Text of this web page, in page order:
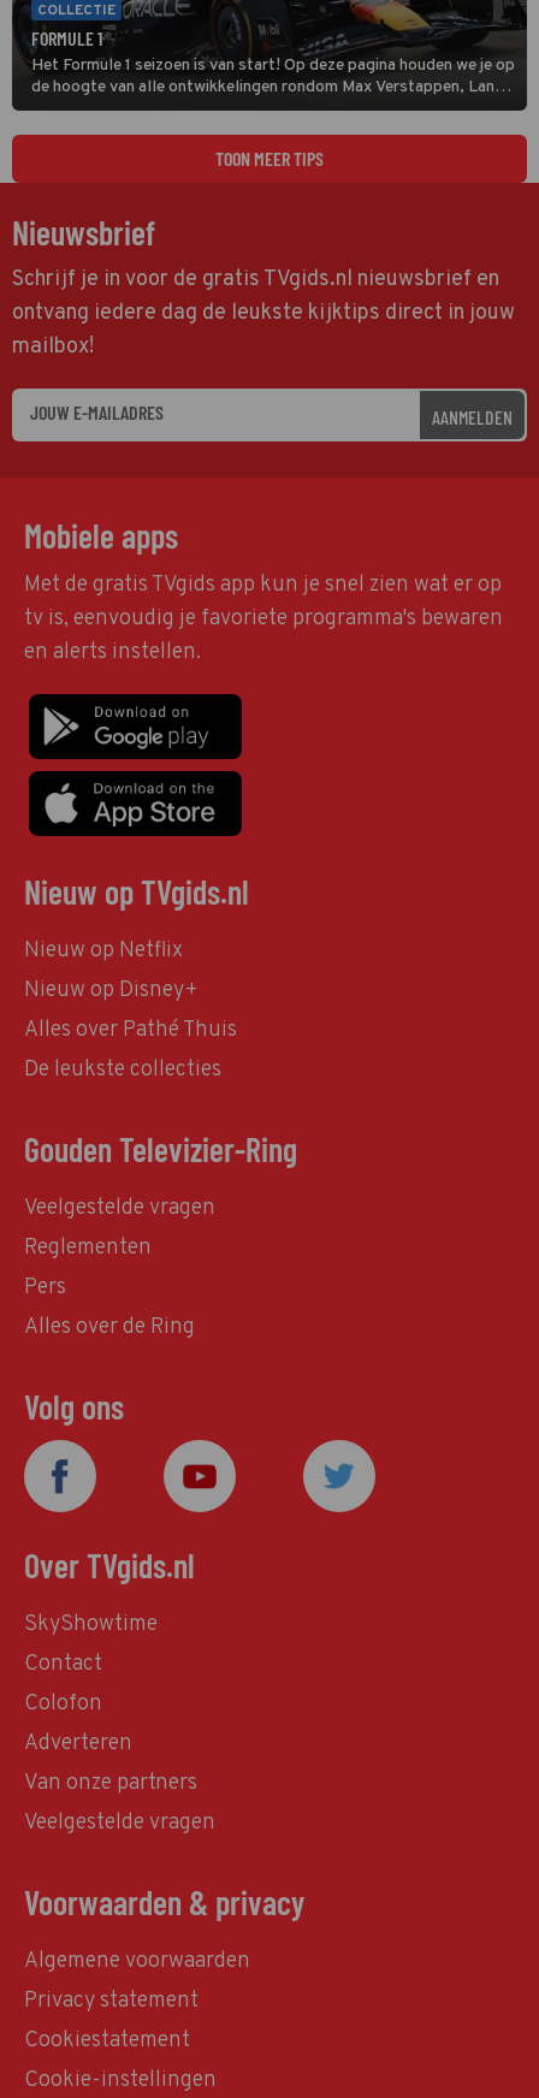
COLLECTIE
FORMULE 1
Het Formule 1 seizoen is van start! Op deze pagina houden we je op
de hoogte van alle ontwikkelingen rondom Max Verstappen, Lando
Norris en alle andere coureurs en GP's.
TOON MEER TIPS
Nieuwsbrief
Schrijf je in voor de gratis TVgids.nl nieuwsbrief en
ontvang iedere dag de leukste kijktips direct in jouw
mailbox!
AANMELDEN
Mobiele apps
Met de gratis TVgids app kun je snel zien wat er op
tv is, eenvoudig je favoriete programma's bewaren
en alerts instellen.
Nieuw op TVgids.nl
Nieuw op Netflix
Nieuw op Disney+
Alles over Pathé Thuis
De leukste collecties
Gouden Televizier-Ring
Veelgestelde vragen
Reglementen
Pers
Alles over de Ring
Volg ons
Over TVgids.nl
SkyShowtime
Contact
Colofon
Adverteren
Van onze partners
Veelgestelde vragen
Voorwaarden & privacy
Algemene voorwaarden
Privacy statement
Cookiestatement
Cookie-instellingen